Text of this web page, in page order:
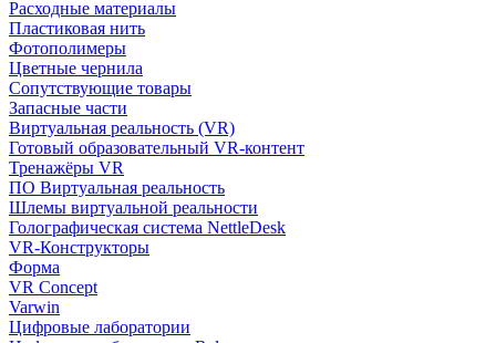
Расходные материалы
Пластиковая нить
Фотополимеры
Цветные чернила
Сопутствующие товары
Запасные части
Виртуальная реальность (VR)
Готовый образовательный VR-контент
Тренажёры VR
ПО Виртуальная реальность
Шлемы виртуальной реальности
Голографическая система NettleDesk
VR-Конструкторы
Форма
VR Concept
Varwin
Цифровые лаборатории